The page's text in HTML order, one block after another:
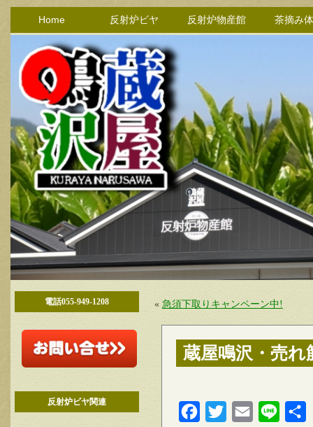
Home 反射炉ビヤ 反射炉物産館 茶摘み
電話055-949-1208
反射炉ビヤ関連
« 急須下取りキャンペーン中!
蔵屋鳴沢・売れ
FacebookTwitter Email Line